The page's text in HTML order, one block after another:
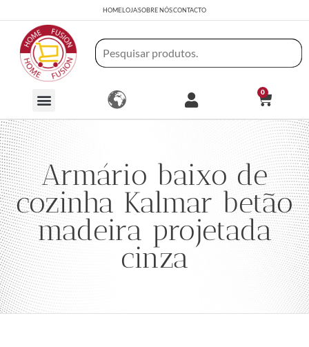
HOMELOJASOBRE NÓSCONTACTO
0
Armário baixo de
cozinha Kalmar betão
madeira projetada
cinza